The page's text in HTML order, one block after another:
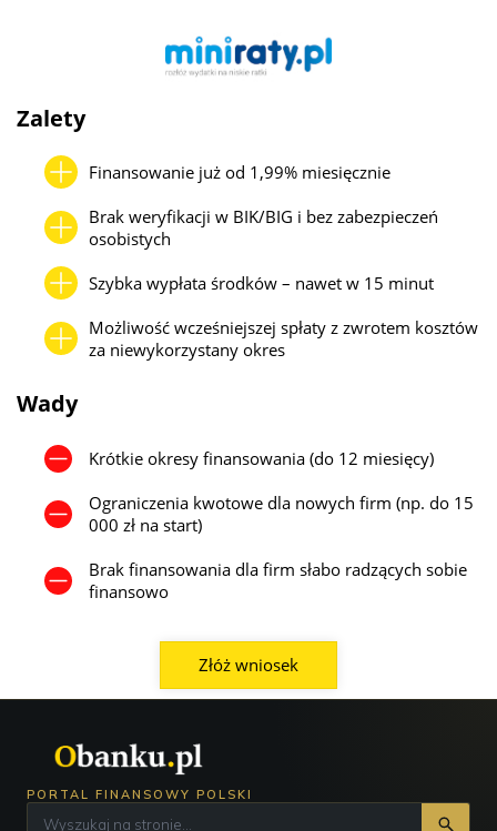
Zalety
Finansowanie już od 1,99% miesięcznie
Brak weryfikacji w BIK/BIG i bez zabezpieczeń
osobistych
Szybka wypłata środków – nawet w 15 minut
Możliwość wcześniejszej spłaty z zwrotem kosztów
za niewykorzystany okres
Wady
Krótkie okresy finansowania (do 12 miesięcy)
Ograniczenia kwotowe dla nowych firm (np. do 15
000 zł na start)
Brak finansowania dla firm słabo radzących sobie
finansowo
Złóż wniosek
PORTAL FINANSOWY POLSKI